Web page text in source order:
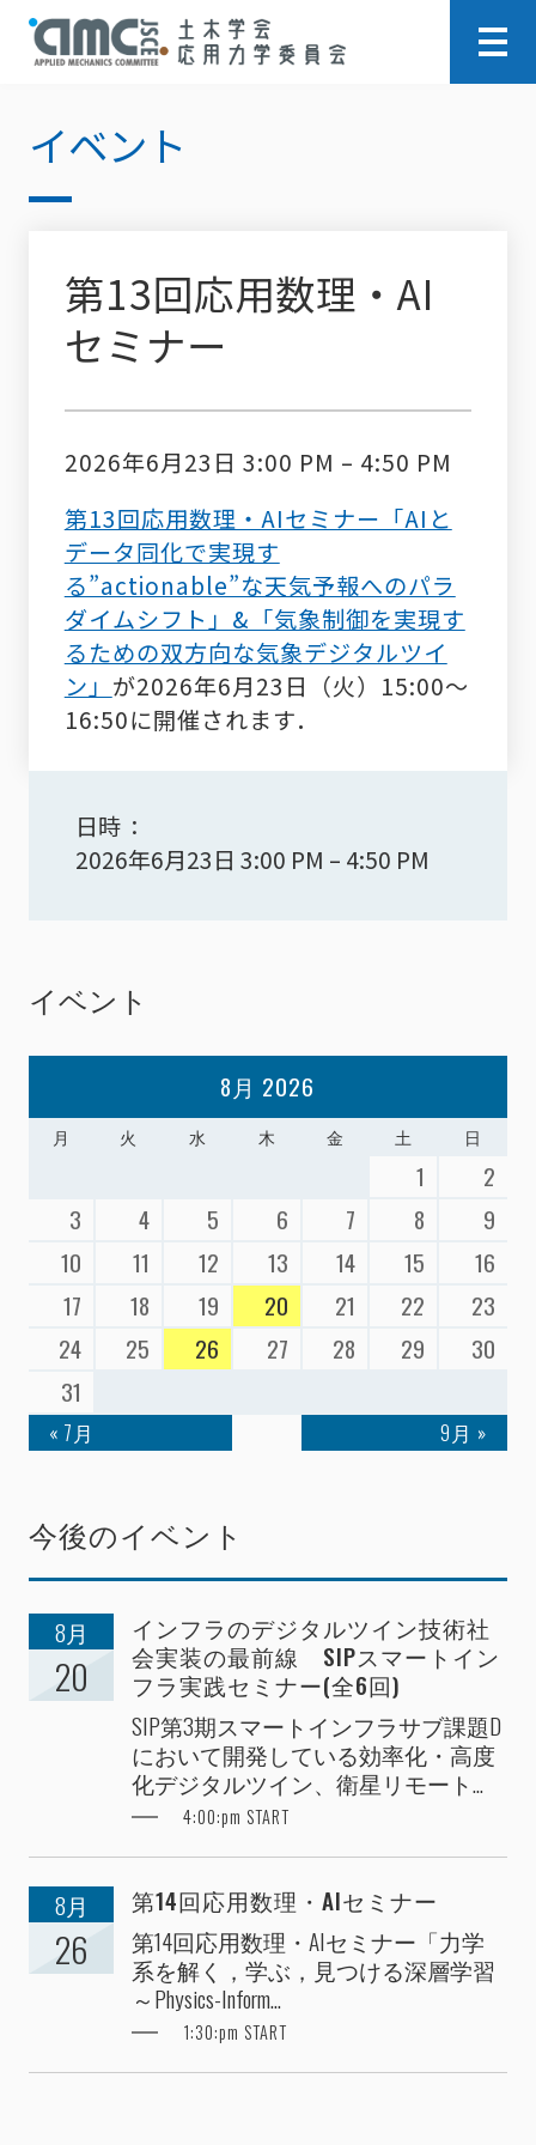
イベント
第13回応用数理・AI
セミナー
2026年6月23日 3:00 PM – 4:50 PM
第13回応用数理・AIセミナー「AIと
データ同化で実現す
る”actionable”な天気予報へのパラ
ダイムシフト」&「気象制御を実現す
るための双方向な気象デジタルツイ
ン」 が2026年6月23日（火）15:00～
16:50に開催されます．
日時
2026年6月23日 3:00 PM – 4:50 PM
イベント
8月 2026
月 火 水 木 金 土 日
1
2
3
4 5 6 7 8
9
10
11 12 13 14 15
16
17
18 19 20 21 22
23
24
25 26 27 28 29
30
31
« 7月 9月 »
今後のイベント
8月
20
インフラのデジタルツイン技術社
会実装の最前線 SIPスマートイン
フラ実践セミナー(全6回)
SIP第3期スマートインフラサブ課題D
において開発している効率化・高度
化デジタルツイン、衛星リモート...
4:00:pm START
8月
26
第14回応用数理・AIセミナー
第14回応用数理・AIセミナー「力学
系を解く，学ぶ，見つける深層学習
～Physics-Inform...
1:30:pm START